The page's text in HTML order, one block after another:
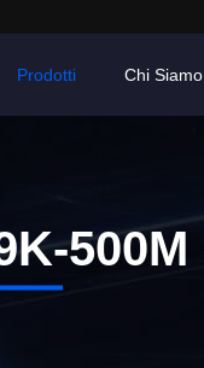
Prodotti Chi Siamo
500M